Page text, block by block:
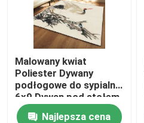
Malowany kwiat
Poliester Dywany
podłogowe do sypialni
6x9 Dywan pod stołem
jadalnym
Najlepsza cena